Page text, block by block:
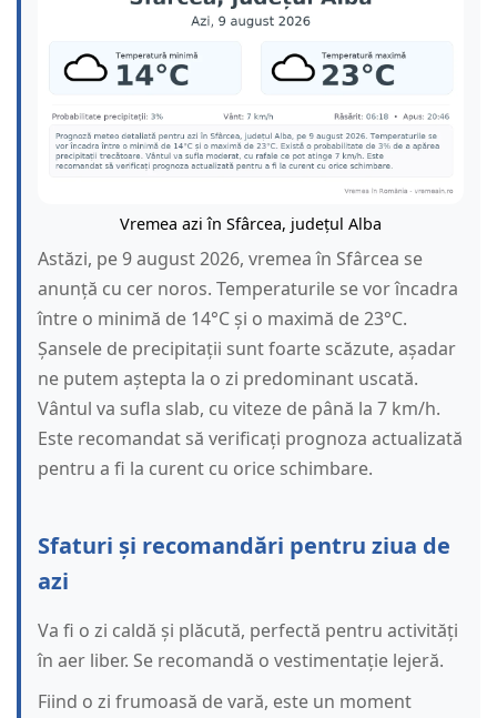
Vremea azi în Sfârcea, județul Alba
Astăzi, pe 9 august 2026, vremea în Sfârcea se
anunță cu cer noros. Temperaturile se vor încadra
între o minimă de 14°C și o maximă de 23°C.
Șansele de precipitații sunt foarte scăzute, așadar
ne putem aștepta la o zi predominant uscată.
Vântul va sufla slab, cu viteze de până la 7 km/h.
Este recomandat să verificați prognoza actualizată
pentru a fi la curent cu orice schimbare.
Sfaturi și recomandări pentru ziua de
azi
Va fi o zi caldă și plăcută, perfectă pentru activități
în aer liber. Se recomandă o vestimentație lejeră.
Fiind o zi frumoasă de vară, este un moment